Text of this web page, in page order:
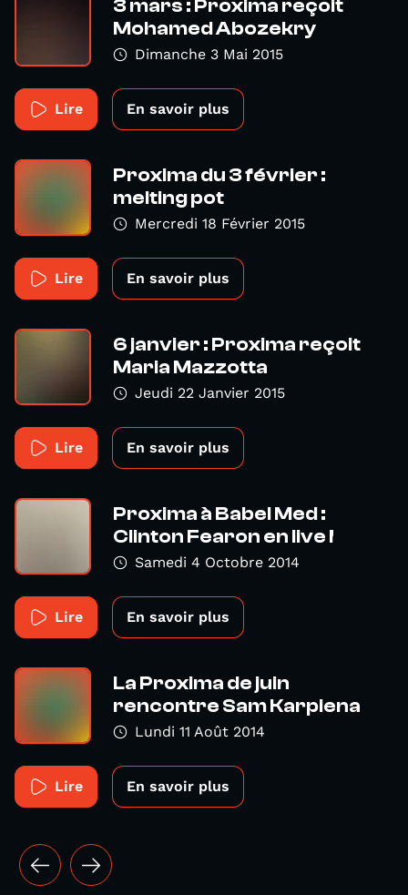
3 mars : Proxima reçoit
Mohamed Abozekry
Dimanche 3 Mai 2015
Lire En savoir plus
Proxima du 3 février :
melting pot
Mercredi 18 Février 2015
Lire En savoir plus
6 janvier : Proxima reçoit
Maria Mazzotta
Jeudi 22 Janvier 2015
Lire En savoir plus
Proxima à Babel Med :
Clinton Fearon en live !
Samedi 4 Octobre 2014
Lire En savoir plus
La Proxima de juin
rencontre Sam Karpiena
Lundi 11 Août 2014
Lire En savoir plus